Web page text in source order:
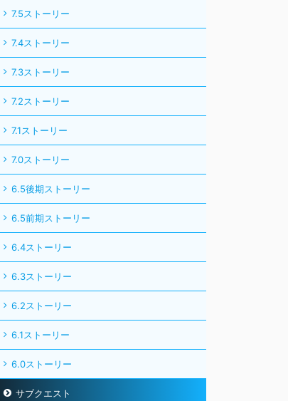
7.5ストーリー
7.4ストーリー
7.3ストーリー
7.2ストーリー
7.1ストーリー
7.0ストーリー
6.5後期ストーリー
6.5前期ストーリー
6.4ストーリー
6.3ストーリー
6.2ストーリー
6.1ストーリー
6.0ストーリー
サブクエスト